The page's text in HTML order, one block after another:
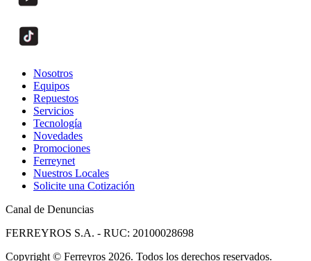
Nosotros
Equipos
Repuestos
Servicios
Tecnología
Novedades
Promociones
Ferreynet
Nuestros Locales
Solicite una Cotización
Canal de Denuncias
FERREYROS S.A. - RUC: 20100028698
Copyright © Ferreyros 2026. Todos los derechos reservados.